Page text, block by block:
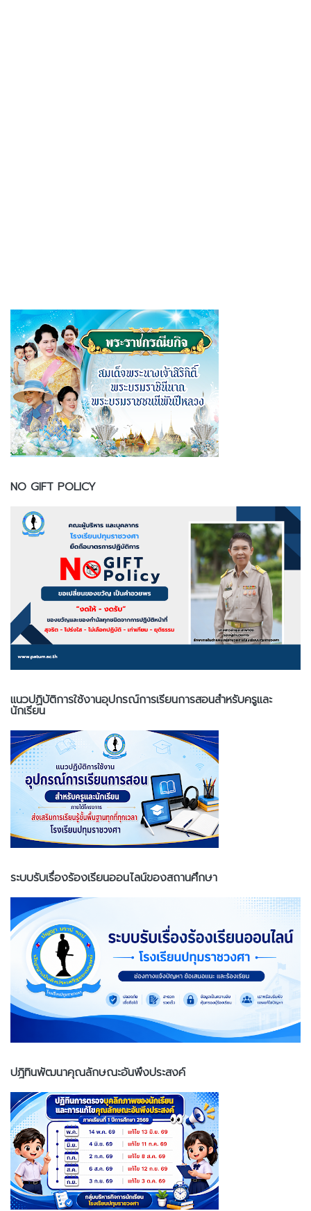
NO GIFT POLICY
แนวปฏิบัติการใช้งานอุปกรณ์การเรียนการสอนสำหรับครูและ
นักเรียน
ระบบรับเรื่องร้องเรียนออนไลน์ของสถานศึกษา
ปฎิทินพัฒนาคุณลักษณะอันพึงประสงค์